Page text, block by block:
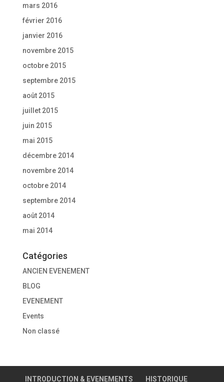
mars 2016
février 2016
janvier 2016
novembre 2015
octobre 2015
septembre 2015
août 2015
juillet 2015
juin 2015
mai 2015
décembre 2014
novembre 2014
octobre 2014
septembre 2014
août 2014
mai 2014
Catégories
ANCIEN EVENEMENT
BLOG
EVENEMENT
Events
Non classé
INTRODUCTION & EVENEMENTS HISTORIQUE